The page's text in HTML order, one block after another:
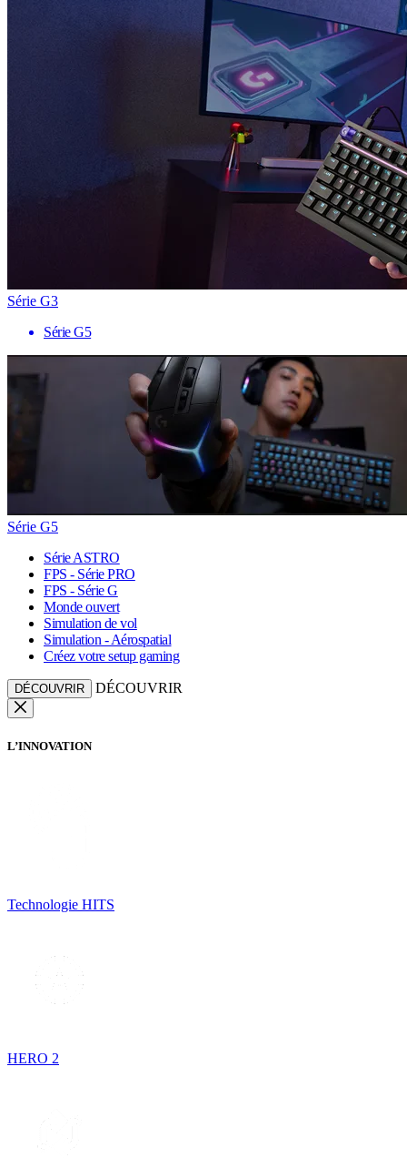
Série G3
Série G5
Série G5
Série ASTRO
FPS - Série PRO
FPS - Série G
Monde ouvert
Simulation de vol
Simulation - Aérospatial
Créez votre setup gaming
DÉCOUVRIR DÉCOUVRIR
L’INNOVATION
Technologie HITS
HERO 2